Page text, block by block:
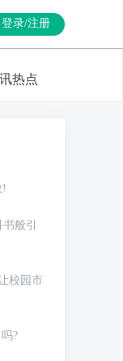
登录/注册
热点
!
般引
校园市
?